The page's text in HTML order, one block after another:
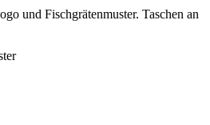
und Fischgrätenmuster. Taschen an